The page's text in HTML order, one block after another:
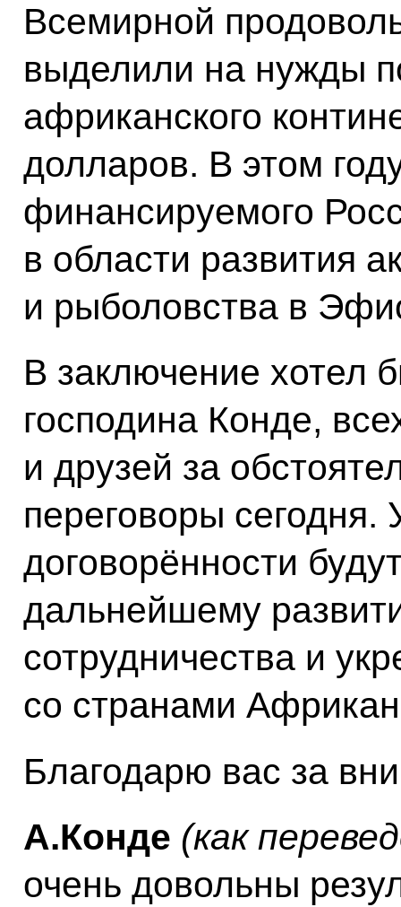
Всемирной
выделили на нужды
африканского
долларов. В этом
финансируемого
в области развития
и рыболовства в
В заключение хотел
господина Конде,
и друзей за
переговоры сегодня.
договорённости
дальнейшему
сотрудничества и
со странами
Благодарю вас за
А.Конде (как
очень довольны